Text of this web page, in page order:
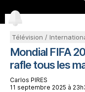
Télévision /
Mondial FIFA
rafle tous les
Carlos PIRES
11 septembre 2025 à